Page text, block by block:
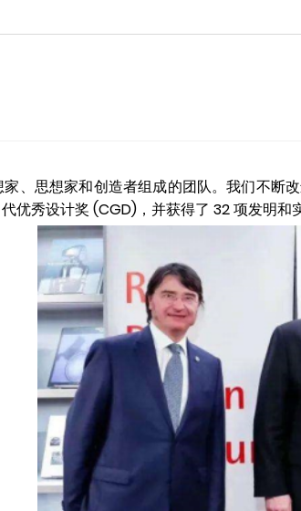
家、思想家和创造者组成的团队。我们不断
优秀设计奖 (CGD)，并获得了 32 项发明和